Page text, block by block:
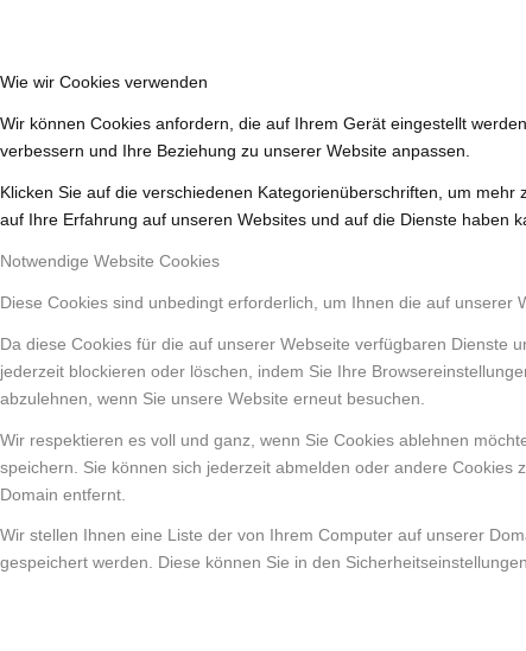
Wie wir Cookies verwenden
Wir können Cookies anfordern, die auf Ihrem Gerät eingestellt
verbessern und Ihre Beziehung zu unserer Website anpassen.
Klicken Sie auf die verschiedenen Kategorienüberschriften, um
auf Ihre Erfahrung auf unseren Websites und auf die Dienste haben
Notwendige Website Cookies
Diese Cookies sind unbedingt erforderlich, um Ihnen die auf unserer
Da diese Cookies für die auf unserer Webseite verfügbaren Dienste
jederzeit blockieren oder löschen, indem Sie Ihre
abzulehnen, wenn Sie unsere Website erneut besuchen.
Wir respektieren es voll und ganz, wenn Sie Cookies ablehnen
speichern. Sie können sich jederzeit abmelden oder andere
Domain entfernt.
Wir stellen Ihnen eine Liste der von Ihrem Computer auf unserer
gespeichert werden. Diese können Sie in den